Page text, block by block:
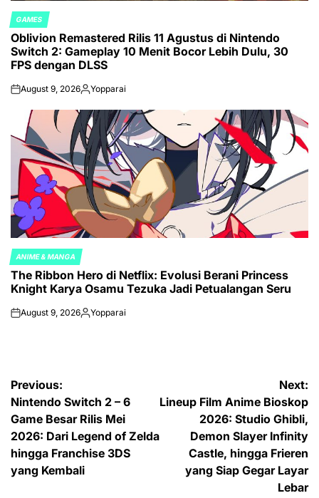
POSTED
IN
GAMES
Oblivion Remastered Rilis 11 Agustus di Nintendo
Switch 2: Gameplay 10 Menit Bocor Lebih Dulu, 30
FPS dengan DLSS
onAugust 9, 2026Posted
Yopparai
POSTED
IN
ANIME & MANGA
The Ribbon Hero di Netflix: Evolusi Berani Princess
Knight Karya Osamu Tezuka Jadi Petualangan Seru
onAugust 9, 2026Posted
Yopparai
Post
navigation
Previous:
Nintendo Switch 2 – 6
Game Besar Rilis Mei
2026: Dari Legend of Zelda
hingga Franchise 3DS
yang Kembali
Next:
Lineup Film Anime Bioskop
2026: Studio Ghibli,
Demon Slayer Infinity
Castle, hingga Frieren
yang Siap Gegar Layar
Lebar